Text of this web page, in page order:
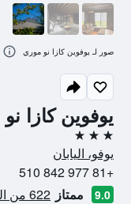
يوفوين كازا
3 نجوم
يوفو، اليابان
+81 977 842 510
9.0 ممتاز 622 من التقييمات تم التحقق منها
صور لـ يوفوين كازا نو موري